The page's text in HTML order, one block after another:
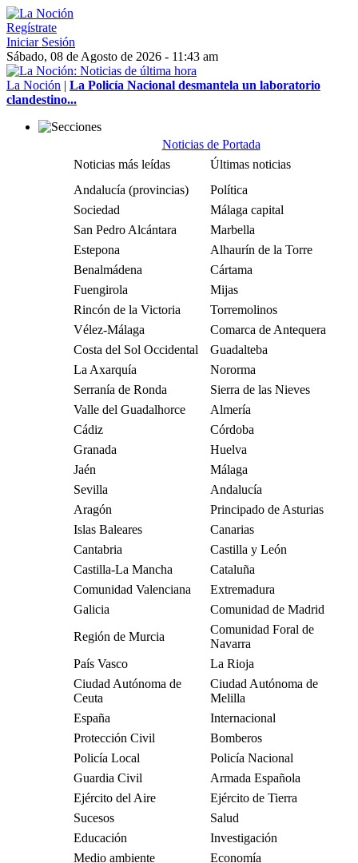
Regístrate
Iniciar Sesión
Sábado, 08 de Agosto de 2026 - 11:43 am
La Noción | La Policía Nacional desmantela un laboratorio
clandestino...
Noticias de Portada
Noticias más leídas
Últimas noticias
Andalucía (provincias)
Política
Sociedad
Málaga capital
San Pedro Alcántara
Marbella
Estepona
Alhaurín de la Torre
Benalmádena
Cártama
Fuengirola
Mijas
Rincón de la Victoria
Torremolinos
Vélez-Málaga
Comarca de Antequera
Costa del Sol Occidental
Guadalteba
La Axarquía
Nororma
Serranía de Ronda
Sierra de las Nieves
Valle del Guadalhorce
Almería
Cádiz
Córdoba
Granada
Huelva
Jaén
Málaga
Sevilla
Andalucía
Aragón
Principado de Asturias
Islas Baleares
Canarias
Cantabria
Castilla y León
Castilla-La Mancha
Cataluña
Comunidad Valenciana
Extremadura
Galicia
Comunidad de Madrid
Región de Murcia
Comunidad Foral de
Navarra
País Vasco
La Rioja
Ciudad Autónoma de
Ceuta
Ciudad Autónoma de
Melilla
España
Internacional
Protección Civil
Bomberos
Policía Local
Policía Nacional
Guardia Civil
Armada Española
Ejército del Aire
Ejército de Tierra
Sucesos
Salud
Educación
Investigación
Medio ambiente
Economía